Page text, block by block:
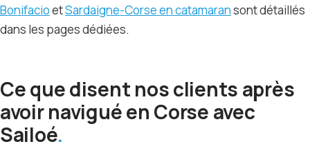
BonifacioetSardaigne-Corse en catamaransont détaillés
dans les pages dédiées.
Ce que disent nos clients après
avoir navigué en Corse avec
Sailoé